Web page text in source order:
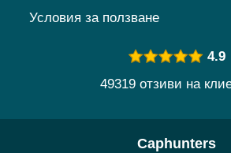
Условия за ползване
4.9
49319 отзиви на
Caphunters